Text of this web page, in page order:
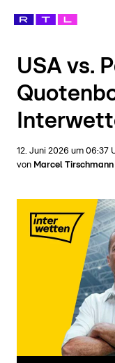
USA vs.
12. Juni 2026 um 06:37
von Marcel Tirschmann